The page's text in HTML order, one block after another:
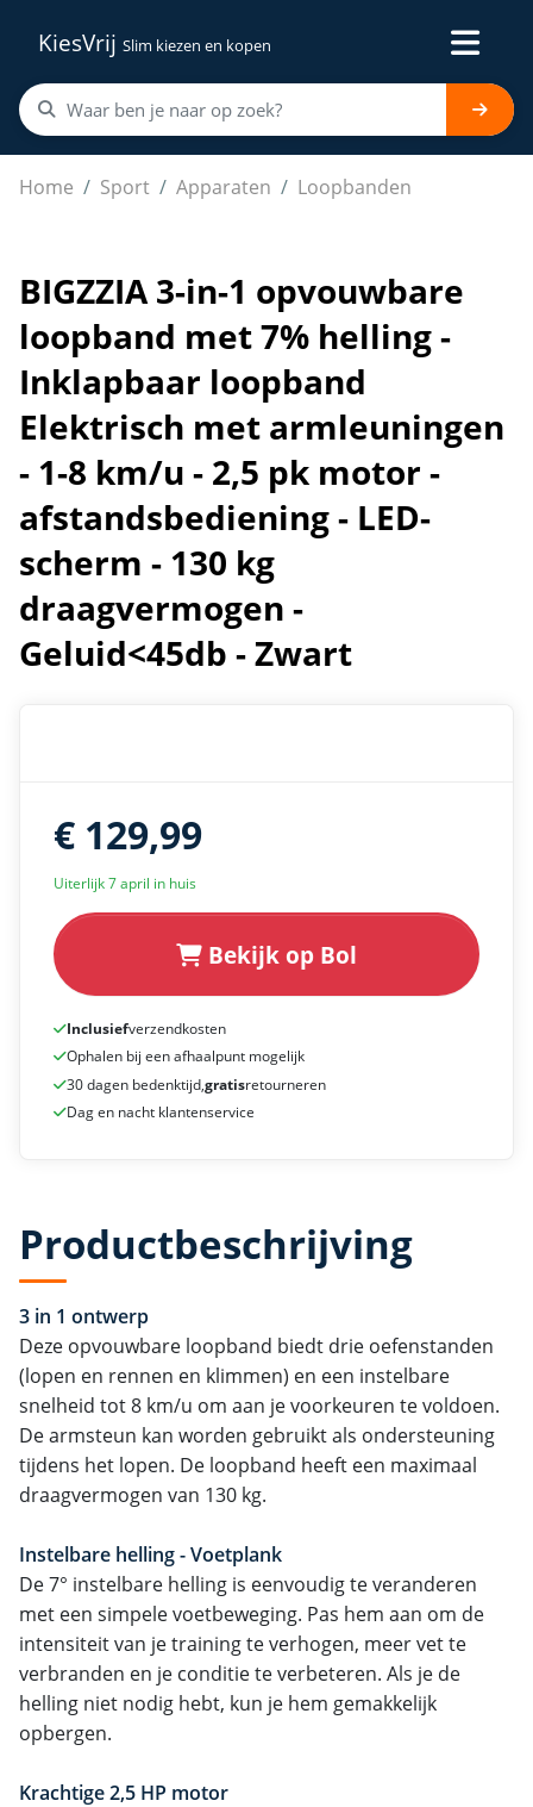
KiesVrij Slim kiezen en kopen
Home Sport Apparaten Loopbanden
BIGZZIA 3-in-1 opvouwbare loopband met 7% helling
BIGZZIA 3-in-1 opvouwbare
loopband met 7% helling -
Inklapbaar loopband
Elektrisch met armleuningen
- 1-8 km/u - 2,5 pk motor -
afstandsbediening - LED-
scherm - 130 kg
draagvermogen -
Geluid<45db - Zwart
€ 129,99
Uiterlijk 7 april in huis
Bekijk op Bol
Inclusiefverzendkosten
Ophalen bij een afhaalpunt mogelijk
30 dagen bedenktijd,gratisretourneren
Dag en nacht klantenservice
Productbeschrijving
3 in 1 ontwerp
Deze opvouwbare loopband biedt drie oefenstanden
(lopen en rennen en klimmen) en een instelbare
snelheid tot 8 km/u om aan je voorkeuren te voldoen.
De armsteun kan worden gebruikt als ondersteuning
tijdens het lopen. De loopband heeft een maximaal
draagvermogen van 130 kg.
Instelbare helling - Voetplank
De 7° instelbare helling is eenvoudig te veranderen
met een simpele voetbeweging. Pas hem aan om de
intensiteit van je training te verhogen, meer vet te
verbranden en je conditie te verbeteren. Als je de
helling niet nodig hebt, kun je hem gemakkelijk
opbergen.
Krachtige 2,5 HP motor